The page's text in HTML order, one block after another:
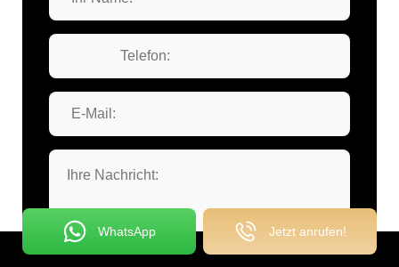
WhatsApp Jetzt anrufen!